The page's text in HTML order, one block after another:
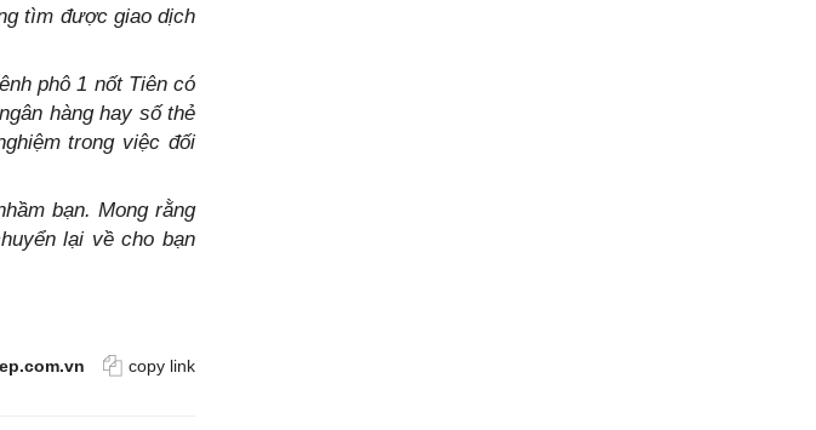
tìm được giao dịch
phô 1 nốt Tiên có
hàng hay số thẻ
trong việc đối
bạn. Mong rằng
lại về cho bạn
copy link